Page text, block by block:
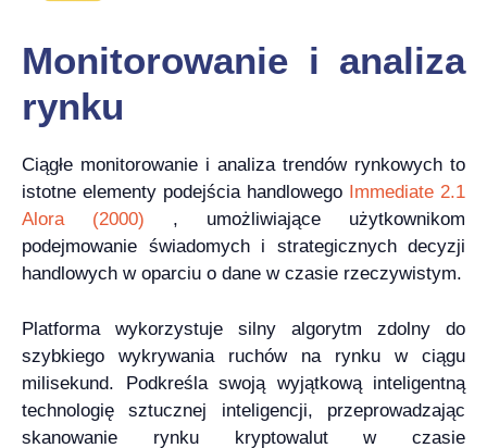
Monitorowanie i analiza
rynku
Ciągłe monitorowanie i analiza trendów rynkowych to
istotne elementy podejścia handlowego Immediate 2.1
Alora (2000) , umożliwiające użytkownikom
podejmowanie świadomych i strategicznych decyzji
handlowych w oparciu o dane w czasie rzeczywistym.
Platforma wykorzystuje silny algorytm zdolny do
szybkiego wykrywania ruchów na rynku w ciągu
milisekund. Podkreśla swoją wyjątkową inteligentną
technologię sztucznej inteligencji, przeprowadzając
skanowanie rynku kryptowalut w czasie